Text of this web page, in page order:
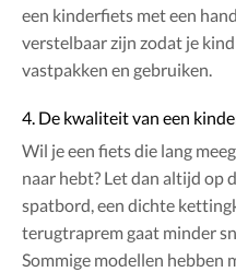
een kinderfiets met een
verstelbaar zijn zodat je
vastpakken en gebruiken.
4. De kwaliteit van een
Wil je een fiets die lang
naar hebt? Let dan altijd op
spatbord, een dichte
terugtraprem gaat minder
Sommige modellen hebben